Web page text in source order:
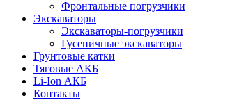
Фронтальные погрузчики
Экскаваторы
Экскаваторы-погрузчики
Гусеничные экскаваторы
Грунтовые катки
Тяговые АКБ
Li-Ion АКБ
Контакты